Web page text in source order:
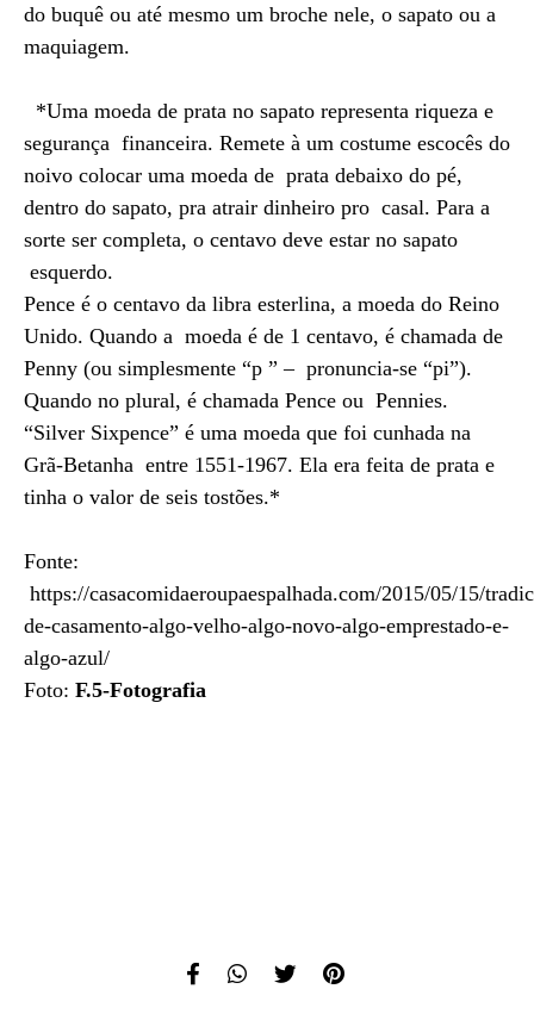
do buquê ou até mesmo um broche nele, o sapato ou a
maquiagem.
*Uma moeda de prata no sapato representa riqueza e
segurança financeira. Remete à um costume escocês do
noivo colocar uma moeda de prata debaixo do pé,
dentro do sapato, pra atrair dinheiro pro casal. Para a
sorte ser completa, o centavo deve estar no sapato
esquerdo.
Pence é o centavo da libra esterlina, a moeda do Reino
Unido. Quando a moeda é de 1 centavo, é chamada de
Penny (ou simplesmente “p ” – pronuncia-se “pi”).
Quando no plural, é chamada Pence ou Pennies.
“Silver Sixpence” é uma moeda que foi cunhada na
Grã-Betanha entre 1551-1967. Ela era feita de prata e
tinha o valor de seis tostões.*
Fonte:
https://casacomidaeroupaespalhada.com/2015/05/15/
de-casamento-algo-velho-algo-novo-algo-emprestado-e-
algo-azul/
Foto: F.5-Fotografia